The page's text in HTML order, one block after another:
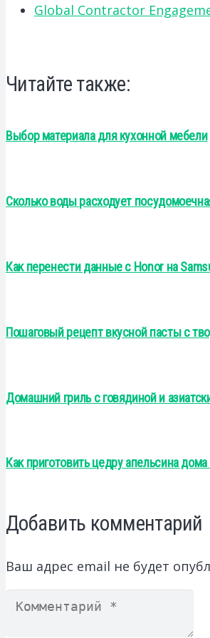
Global Contractor
Читайте также:
Выбор материала для кухонной мебели
Сколько воды расходует
Как перенести данные с Honor на
Пошаговый рецепт вкусной пасты с
Домашний гриль с говядиной и
Как приготовить цедру апельсина
Добавить комментарий
Ваш адрес email не будет